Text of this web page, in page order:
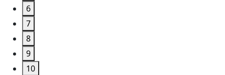
6
7
8
9
10